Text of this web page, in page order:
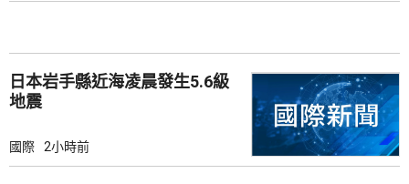
日本岩手縣近海凌晨發生5.6級
地震
國際 2小時前